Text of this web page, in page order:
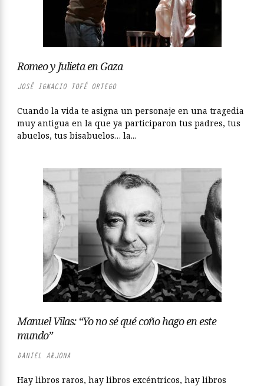
Romeo y Julieta en Gaza
JOSÉ IGNACIO TOFÉ ORTEGO
Cuando la vida te asigna un personaje en una tragedia
muy antigua en la que ya participaron tus padres, tus
abuelos, tus bisabuelos… la...
Manuel Vilas: “Yo no sé qué coño hago en este
mundo”
DANIEL ARJONA
Hay libros raros, hay libros excéntricos, hay libros